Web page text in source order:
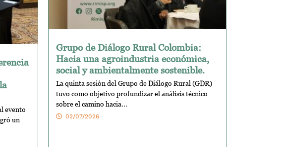
evento
un
Grupo de Diálogo Rural Colombia:
Hacia una agroindustria económica,
social y ambientalmente sostenible.
La quinta sesión del Grupo de Diálogo Rural (GDR)
tuvo como objetivo profundizar el análisis técnico
sobre el camino hacia...
02/07/2026